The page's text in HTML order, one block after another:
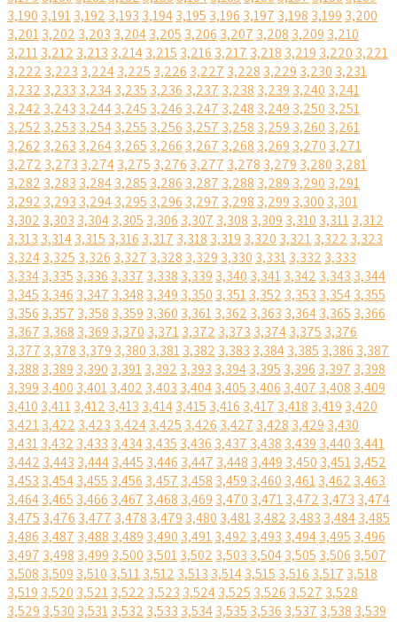
3,190 3,1913,192 3,193 3,1943,195 3,196 3,197 3,198 3,199 3,200
3,2013,202 3,203 3,2043,205 3,206 3,207 3,208 3,209 3,210
3,2113,212 3,213 3,2143,215 3,216 3,217 3,218 3,219 3,220 3,221
3,222 3,223 3,2243,225 3,226 3,227 3,228 3,229 3,230 3,231
3,232 3,233 3,2343,235 3,236 3,237 3,238 3,239 3,240 3,241
3,242 3,243 3,2443,245 3,246 3,247 3,248 3,249 3,250 3,251
3,252 3,253 3,2543,255 3,256 3,257 3,258 3,259 3,260 3,261
3,262 3,263 3,2643,265 3,266 3,267 3,268 3,269 3,270 3,271
3,272 3,273 3,2743,275 3,276 3,277 3,278 3,279 3,280 3,281
3,282 3,283 3,2843,285 3,286 3,287 3,288 3,289 3,290 3,291
3,292 3,293 3,2943,295 3,296 3,297 3,298 3,299 3,300 3,301
3,302 3,303 3,3043,305 3,306 3,307 3,308 3,309 3,310 3,3113,312
3,313 3,3143,315 3,316 3,317 3,318 3,319 3,320 3,3213,322 3,323
3,3243,325 3,326 3,327 3,328 3,329 3,330 3,3313,332 3,333
3,3343,335 3,336 3,337 3,338 3,339 3,340 3,3413,342 3,343 3,344
3,345 3,346 3,347 3,348 3,349 3,350 3,3513,352 3,353 3,3543,355
3,356 3,357 3,358 3,359 3,360 3,3613,362 3,363 3,3643,365 3,366
3,367 3,368 3,369 3,370 3,3713,372 3,373 3,3743,375 3,376
3,377 3,378 3,379 3,380 3,3813,382 3,383 3,3843,385 3,386 3,387
3,388 3,389 3,390 3,3913,392 3,393 3,3943,395 3,396 3,397 3,398
3,399 3,400 3,4013,402 3,403 3,4043,405 3,406 3,407 3,408 3,409
3,410 3,4113,412 3,413 3,4143,415 3,416 3,417 3,418 3,419 3,420
3,4213,422 3,423 3,4243,425 3,426 3,427 3,428 3,429 3,430
3,4313,432 3,433 3,4343,435 3,436 3,437 3,438 3,439 3,440 3,441
3,442 3,443 3,4443,445 3,446 3,447 3,448 3,449 3,450 3,4513,452
3,453 3,4543,455 3,456 3,457 3,458 3,459 3,460 3,4613,462 3,463
3,4643,465 3,466 3,467 3,468 3,469 3,470 3,4713,472 3,473 3,474
3,475 3,476 3,477 3,478 3,479 3,480 3,4813,482 3,483 3,4843,485
3,486 3,487 3,488 3,489 3,490 3,4913,492 3,493 3,4943,495 3,496
3,497 3,498 3,499 3,500 3,5013,502 3,503 3,5043,505 3,506 3,507
3,508 3,509 3,510 3,5113,512 3,513 3,5143,515 3,516 3,517 3,518
3,519 3,520 3,5213,522 3,523 3,5243,525 3,526 3,527 3,528
3,529 3,530 3,5313,532 3,533 3,5343,535 3,536 3,537 3,538 3,539